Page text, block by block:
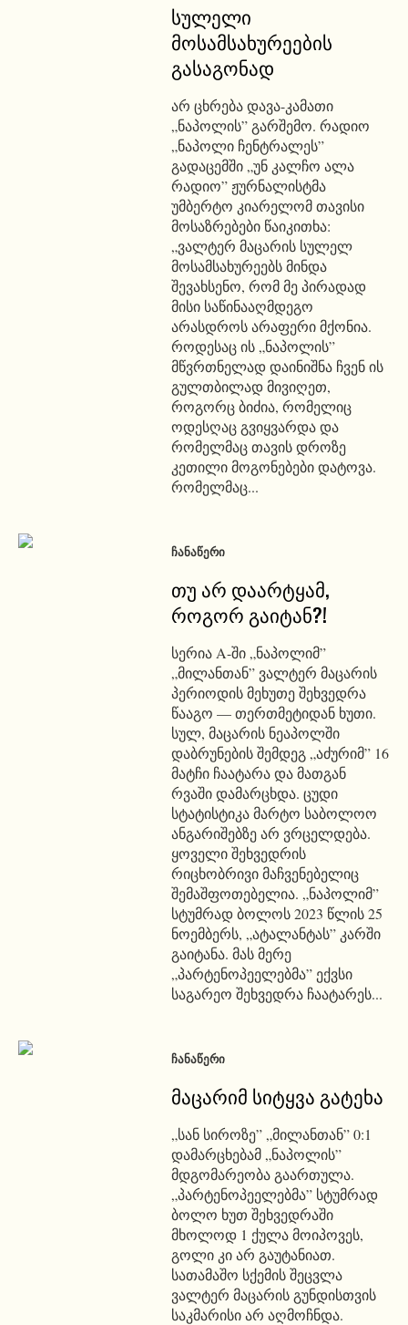
სულელი
მოსამსახურეების
გასაგონად
არ ცხრება დავა-კამათი
„ნაპოლის” გარშემო. რადიო
„ნაპოლი ჩენტრალეს”
გადაცემში „უნ კალჩო ალა
რადიო” ჟურნალისტმა
უმბერტო კიარელომ თავისი
მოსაზრებები წაიკითხა:
„ვალტერ მაცარის სულელ
მოსამსახურეებს მინდა
შევახსენო, რომ მე პირადად
მისი საწინააღმდეგო
არასდროს არაფერი მქონია.
როდესაც ის „ნაპოლის”
მწვრთნელად დაინიშნა ჩვენ ის
გულთბილად მივიღეთ,
როგორც ბიძია, რომელიც
ოდესღაც გვიყვარდა და
რომელმაც თავის დროზე
კეთილი მოგონებები დატოვა.
რომელმაც...
ᲩᲐᲜᲐᲬᲔᲠᲘ
თუ არ დაარტყამ,
როგორ გაიტან?!
სერია A-ში „ნაპოლიმ”
„მილანთან” ვალტერ მაცარის
პერიოდის მეხუთე შეხვედრა
წააგო — თერთმეტიდან ხუთი.
სულ, მაცარის ნეაპოლში
დაბრუნების შემდეგ „აძურიმ” 16
მატჩი ჩაატარა და მათგან
რვაში დამარცხდა. ცუდი
სტატისტიკა მარტო საბოლოო
ანგარიშებზე არ ვრცელდება.
ყოველი შეხვედრის
რიცხობრივი მაჩვენებელიც
შემაშფოთებელია. „ნაპოლიმ”
სტუმრად ბოლოს 2023 წლის 25
ნოემბერს, „ატალანტას” კარში
გაიტანა. მას მერე
„პარტენოპეელებმა” ექვსი
საგარეო შეხვედრა ჩაატარეს...
ᲩᲐᲜᲐᲬᲔᲠᲘ
მაცარიმ სიტყვა გატეხა
„სან სიროზე” „მილანთან” 0:1
დამარცხებამ „ნაპოლის”
მდგომარეობა გაართულა.
„პარტენოპეელებმა” სტუმრად
ბოლო ხუთ შეხვედრაში
მხოლოდ 1 ქულა მოიპოვეს,
გოლი კი არ გაუტანიათ.
სათამაშო სქემის შეცვლა
ვალტერ მაცარის გუნდისთვის
საკმარისი არ აღმოჩნდა.